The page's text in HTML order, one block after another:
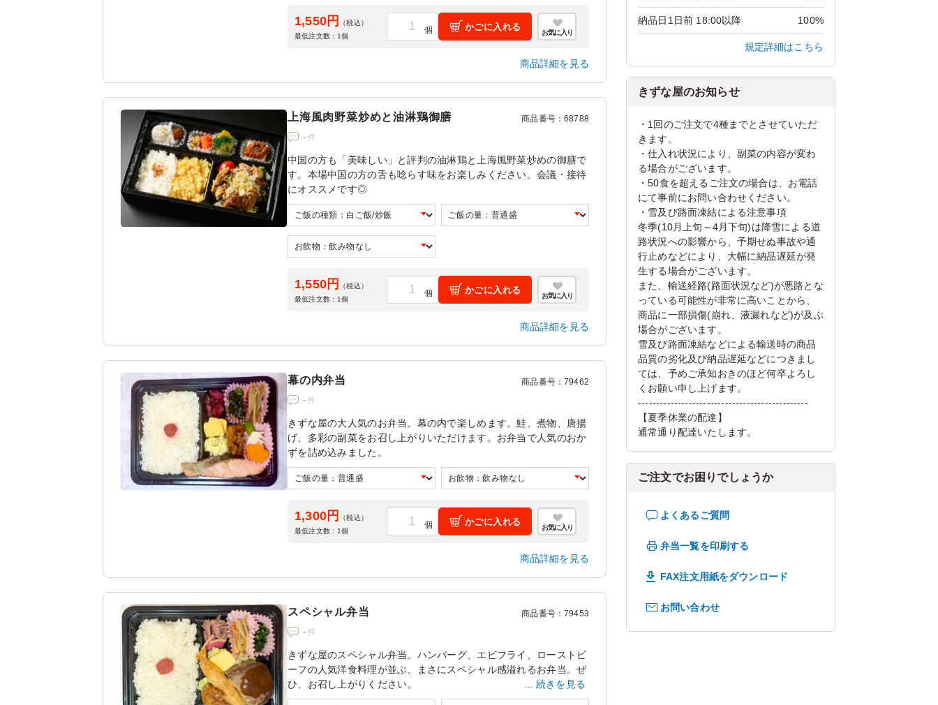
1,550円
（税込）
最低注文数： 1個
かごに入れる
お気に入り
商品詳細を見る
上海風肉野菜炒めと油淋鶏御膳 商品番号：68788
- 件
中国の方も「美味しい」と評判の油淋鶏と上海風野菜炒めの御膳で
す。本場中国の方の舌も唸らす味をお楽しみください。会議・接待
にオススメです◎
1,550円
（税込）
最低注文数： 1個
かごに入れる
お気に入り
商品詳細を見る
幕の内弁当 商品番号：79462
- 件
きずな屋の大人気のお弁当。幕の内で楽しめます。鮭、煮物、唐揚
げ、多彩の副菜をお召し上がりいただけます。お弁当で人気のおか
ずを詰め込みました。
1,300円
（税込）
最低注文数： 1個
かごに入れる
お気に入り
商品詳細を見る
スペシャル弁当 商品番号：79453
- 件
きずな屋のスペシャル弁当。ハンバーグ、エビフライ、ローストビ
ーフの人気洋食料理が並ぶ、まさにスペシャル感溢れるお弁当。ぜ
ひ、お召し上がりください。
※ローストビーフには、焦がしにんにくをかけお届けします。
続きを見る
納品日1日前 18:00以降 100%
規定詳細はこちら
きずな屋のお知らせ
・1回のご注文で4種までとさせていただ
きます。
・仕入れ状況により、副菜の内容が変わ
る場合がございます。
・50食を超えるご注文の場合は、お電話
にて事前にお問い合わせください。
・雪及び路面凍結による注意事項
冬季(10月上旬～4月下旬)は降雪による道
路状況への影響から、予期せぬ事故や通
行止めなどにより、大幅に納品遅延が発
生する場合がございます。
また、輸送経路(路面状況など)が悪路とな
っている可能性が非常に高いことから、
商品に一部損傷(崩れ、液漏れなど)が及ぶ
場合がございます。
雪及び路面凍結などによる輸送時の商品
品質の劣化及び納品遅延などにつきまし
ては、予めご承知おきのほど何卒よろし
くお願い申し上げます。
-----------------------------------------------
【夏季休業の配達】
通常通り配達いたします。
ご注文でお困りでしょうか
よくあるご質問
弁当一覧を印刷する
FAX注文用紙をダウンロード
お問い合わせ